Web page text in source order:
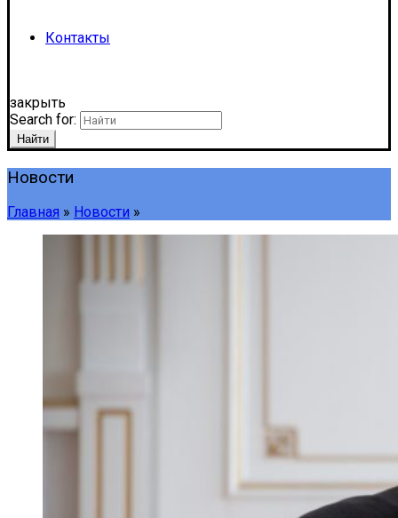
Контакты
закрыть
Search for:
Найти
Новости
Главная » Новости »